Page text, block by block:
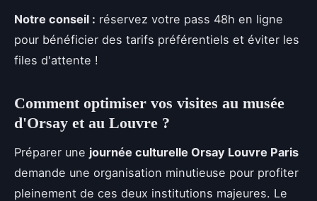
Notre conseil : réservez votre pass 48h en ligne
pour bénéficier des tarifs préférentiels et éviter les
files d'attente !
Comment optimiser vos visites au musée
d'Orsay et au Louvre ?
Préparer une journée culturelle Orsay Louvre Paris
demande une organisation minutieuse pour profiter
pleinement de ces deux institutions majeures. Le